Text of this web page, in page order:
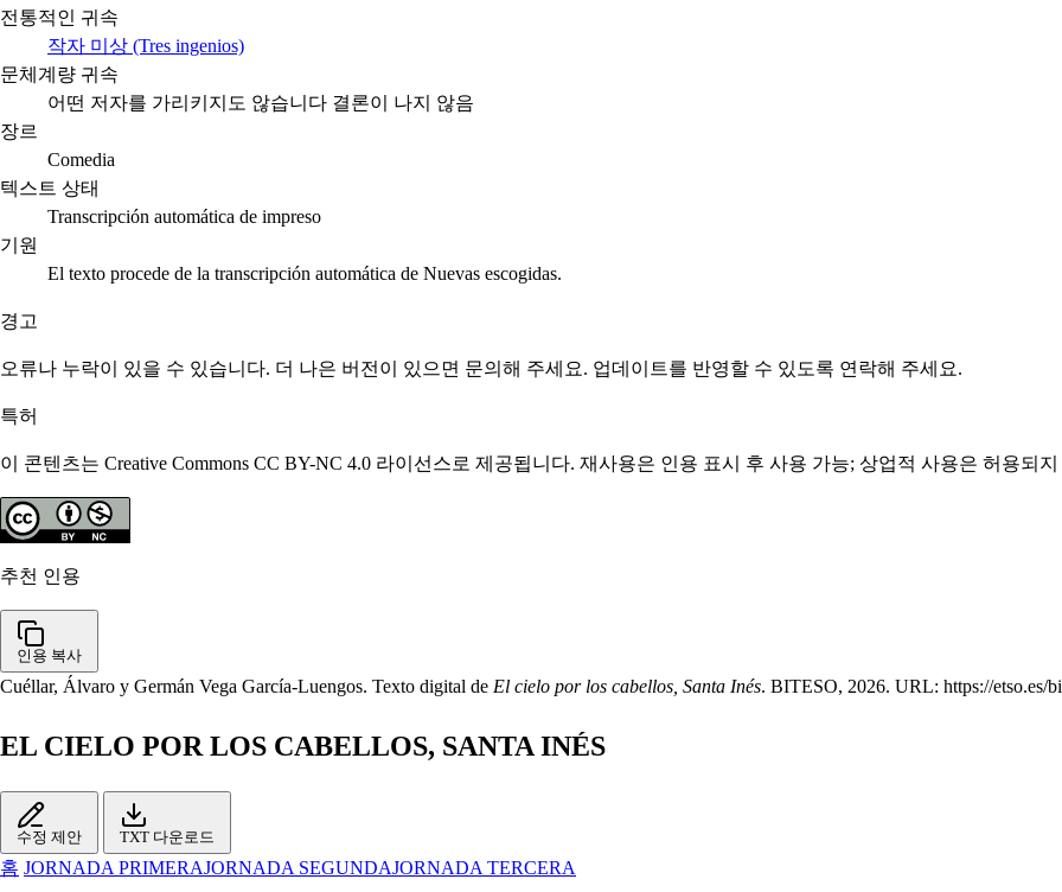
전통적인 귀속
작자 미상 (Tres ingenios)
문체계량 귀속
어떤 저자를 가리키지도 않습니다 결론이 나지 않음
장르
Comedia
텍스트 상태
Transcripción automática de impreso
기원
El texto procede de la transcripción automática de Nuevas escogidas.
경고
오류나 누락이 있을 수 있습니다. 더 나은 버전이 있으면 문의해 주세요. 업데이트를 반영할 수 있도록 연락해 주세요.
특허
이 콘텐츠는 Creative Commons CC BY-NC 4.0 라이선스로 제공됩니다. 재사용은 인용 표시 후 사용 가능; 상업적 사용은 허용되
추천 인용
인용 복사
Cuéllar, Álvaro y Germán Vega García-Luengos. Texto digital de El cielo por los cabellos, Santa Inés. BITESO, 2026. URL: https://etso.es/
EL CIELO POR LOS CABELLOS, SANTA INÉS
수정 제안 TXT 다운로드
홈 JORNADA PRIMERAJORNADA SEGUNDAJORNADA TERCERA